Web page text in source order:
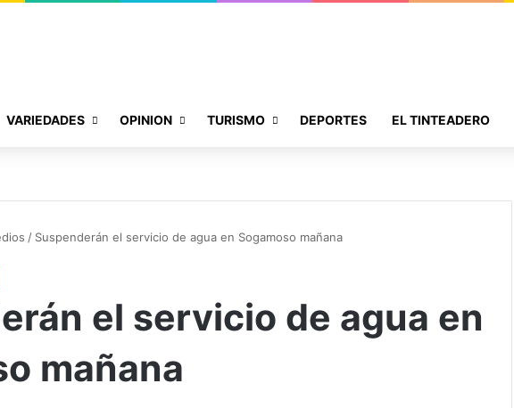
VARIEDADES OPINION TURISMO DEPORTES EL TINTEADERO
/ Suspenderán el servicio de agua en Sogamoso mañana
el servicio de agua en
mañana